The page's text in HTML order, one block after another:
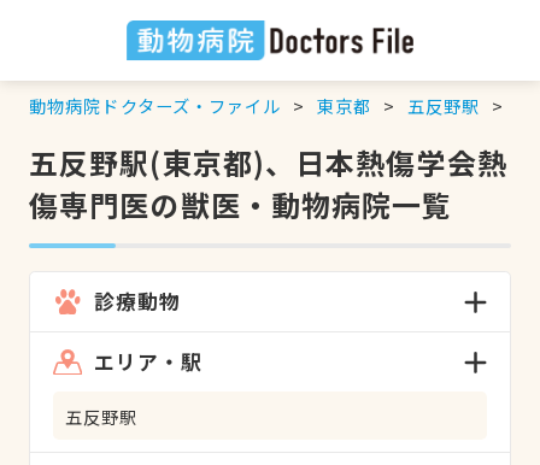
動物病院ドクターズ・ファイル 東京都 五反野駅
五反野駅(東京都)、日本熱傷学会熱
傷専門医の獣医・動物病院一覧
診療動物
エリア・駅
五反野駅